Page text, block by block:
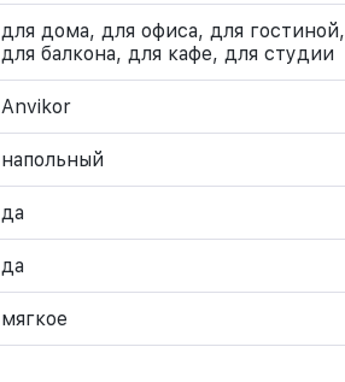
для дома, для офиса, для гостиной,
для балкона, для кафе, для студии
Anvikor
напольный
да
да
мягкое